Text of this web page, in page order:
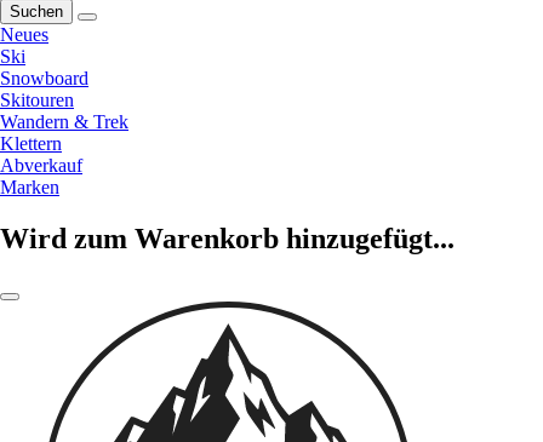
Suchen
Neues
Ski
Snowboard
Skitouren
Wandern & Trek
Klettern
Abverkauf
Marken
Wird zum Warenkorb hinzugefügt...